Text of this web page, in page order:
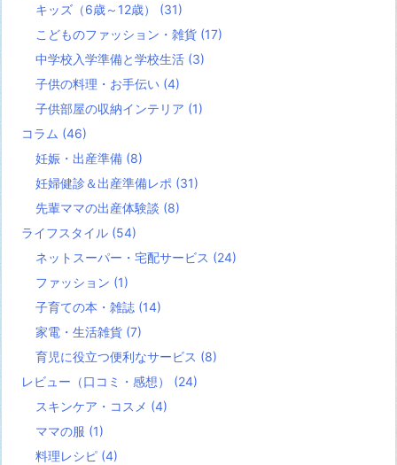
キッズ（6歳～12歳） (31)
こどものファッション・雑貨 (17)
中学校入学準備と学校生活 (3)
子供の料理・お手伝い (4)
子供部屋の収納インテリア (1)
コラム (46)
妊娠・出産準備 (8)
妊婦健診＆出産準備レポ (31)
先輩ママの出産体験談 (8)
ライフスタイル (54)
ネットスーパー・宅配サービス (24)
ファッション (1)
子育ての本・雑誌 (14)
家電・生活雑貨 (7)
育児に役立つ便利なサービス (8)
レビュー（口コミ・感想） (24)
スキンケア・コスメ (4)
ママの服 (1)
料理レシピ (4)